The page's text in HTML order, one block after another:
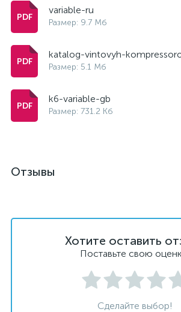
variable-ru
Размер: 9.7 Мб
katalog-vintovyh-
Размер: 5.1 Мб
k6-variable-gb
Размер: 731.2 Кб
Отзывы
Хотите оставить
Поставьте свою
Сделайте выбор!